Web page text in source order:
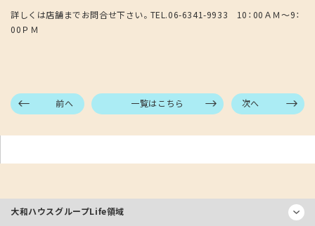
詳しくは店舗までお問合せ下さい。TEL.06-6341-9933 10：00ＡＭ～9：
00ＰＭ
前へ 一覧はこちら 次へ
大和ハウスグループLife領域